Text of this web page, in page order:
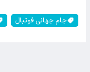
جام جهانی فوتبال